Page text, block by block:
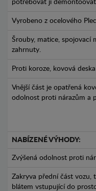
potřebovat jí
Vyrobeno z ocelového
Šrouby, matice, spojovací
zahrnuty.
Proti koroze, kovová
Vnější část je opatřená
odolnost proti nárazům a
NABÍZENÉ VÝHODY:
Zvýšená odolnost proti
Zakryva přední část vozu,
blátem vstupující do